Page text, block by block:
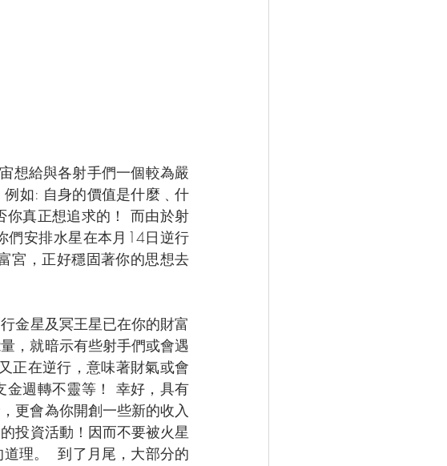
想給與各射手們一個較為嚴
如: 自身的價值是什麼﹑什
你真正想追求的！ 而由於射
們安排水星在本月14日逆行
宮，正好穩固著你的思想去
金星及冥王星已在你的財富
，就暗示有些射手們或會遇
正在逆行，意味著財氣或會
金週轉不靈等！ 幸好，具有
更會為你開創一些新的收入
投資活動！因而不要被火星
理。  到了月尾，大部分的